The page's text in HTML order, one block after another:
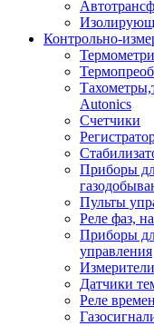
Контрольно-
Autonics
Счетчики
Приборы
Пульты
Реле фаз,
Приборы
управления
Датчики
Реле